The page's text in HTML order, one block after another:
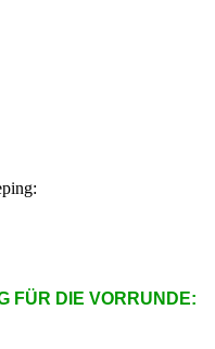
FÜR DIE VORRUNDE: